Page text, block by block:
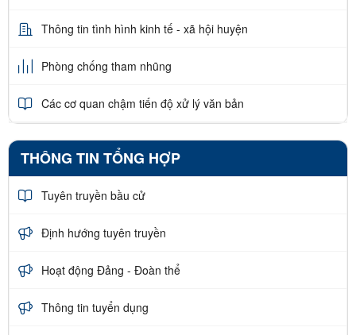
Thông tin tình hình kinh tế - xã hội huyện
Phòng chống tham nhũng
Các cơ quan chậm tiến độ xử lý văn bản
THÔNG TIN TỔNG HỢP
Tuyên truyền bầu cử
Định hướng tuyên truyền
Hoạt động Đảng - Đoàn thể
Thông tin tuyển dụng